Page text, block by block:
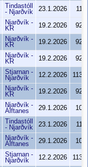
Tindastóll
- Njarðvík
23.1.2026
Njarðvík -
KR
19.2.2026
92-
Njarðvík -
KR
19.2.2026
92-
Njarðvík -
KR
19.2.2026
92-
Stjarnan -
Njarðvík
12.2.2026 113-
Njarðvík -
KR
19.2.2026
92-
Njarðvík -
Álftanes
29.1.2026
Tindastóll
- Njarðvík
23.1.2026
Njarðvík -
Álftanes
29.1.2026
Stjarnan -
Njarðvík
12.2.2026
113-